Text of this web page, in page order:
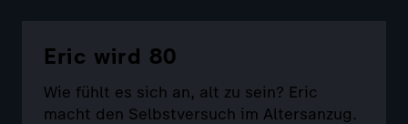
Eric wird 80
Wie fühlt es sich an, alt zu sein? Eric
macht den Selbstversuch im Altersanzug.